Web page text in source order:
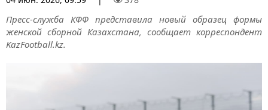
Пресс-служба КФФ представила новый образец формы
женской сборной Казахстана, сообщает корреспондент
KazFootball.kz.